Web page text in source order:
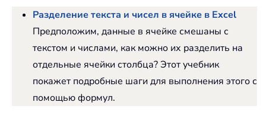
Разделение текста и чисел в ячейке в Excel
Предположим, данные в ячейке смешаны с
текстом и числами, как можно их разделить на
отдельные ячейки столбца? Этот учебник
покажет подробные шаги для выполнения этого с
помощью формул.